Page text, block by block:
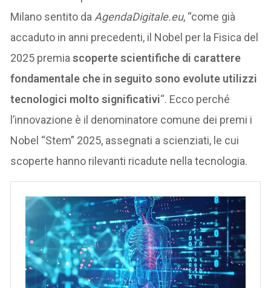
Milano sentito da AgendaDigitale.eu, “come già
accaduto in anni precedenti, il Nobel per la Fisica del
2025 premiascoperte scientifiche di carattere
fondamentale che in seguito sono evolute utilizzi
tecnologici molto significativi“. Ecco perché
l’innovazione è il denominatore comune dei premi i
Nobel “Stem” 2025, assegnati a scienziati, le cui
scoperte hanno rilevanti ricadute nella tecnologia.